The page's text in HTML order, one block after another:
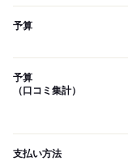
予算
予算
（口コミ集計）
支払い方法